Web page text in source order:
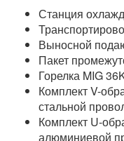
Станция
Выносной
Пакет
Горелка MIG
Комплект V-
стальной
Комплект U-
алюминиевой